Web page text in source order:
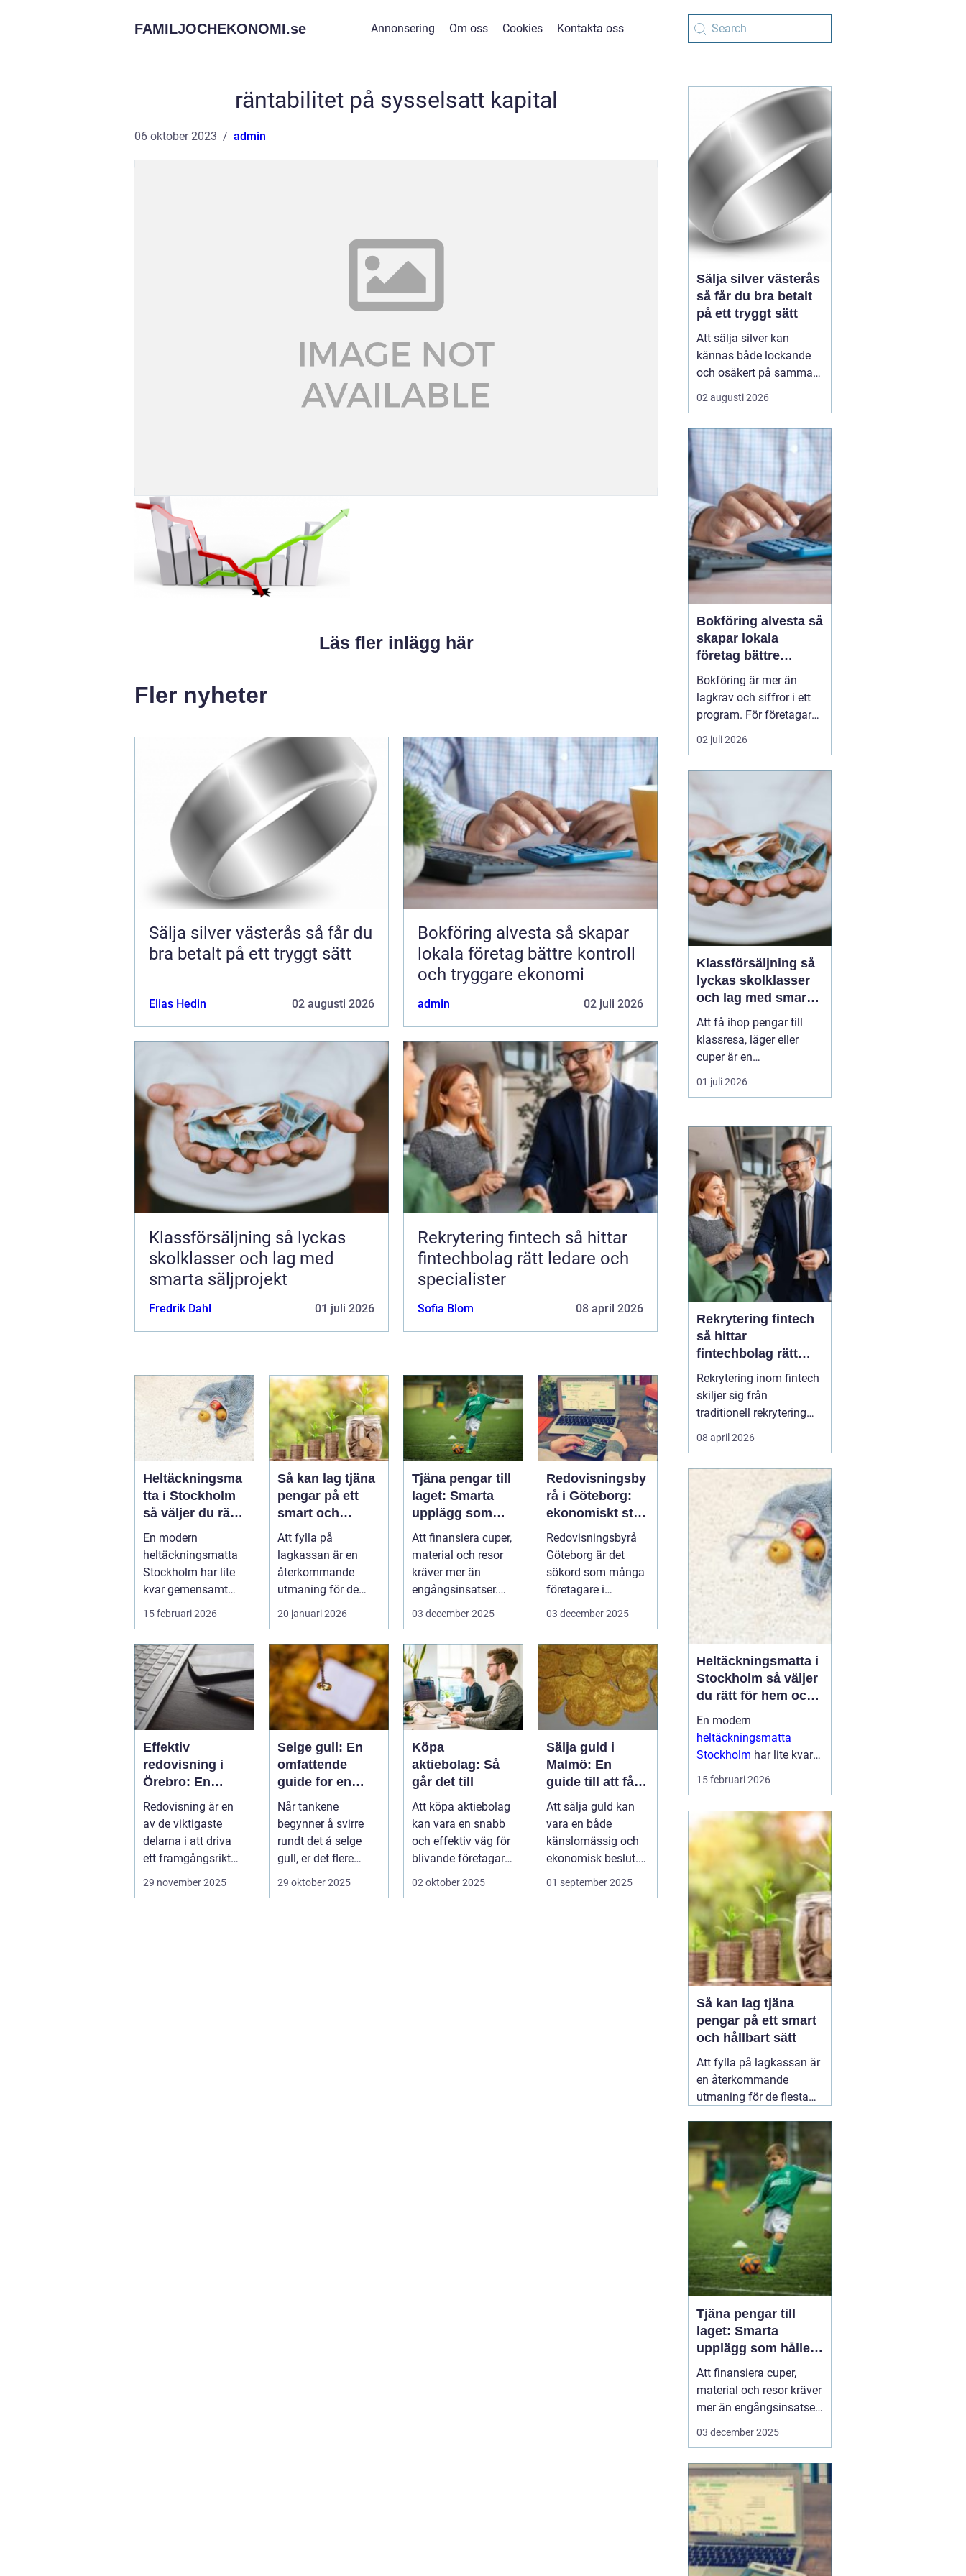
FAMILJOCHEKONOMI.se Annonsering Om oss Cookies Kontakta oss
räntabilitet på sysselsatt kapital
06 oktober 2023 admin
Läs fler inlägg här
Fler nyheter
Sälja silver västerås så får du
bra betalt på ett tryggt sätt
Elias Hedin 02 augusti 2026
Bokföring alvesta så skapar
lokala företag bättre kontroll
och tryggare ekonomi
admin 02 juli 2026
Klassförsäljning så lyckas
skolklasser och lag med
smarta säljprojekt
Fredrik Dahl 01 juli 2026
Rekrytering fintech så hittar
fintechbolag rätt ledare och
specialister
Sofia Blom 08 april 2026
Heltäckningsma
tta i Stockholm
så väljer du rätt
för hem och
kontor
En modern
heltäckningsmatta
Stockholm har lite
kvar gemensamt
med de platta, trista
15 februari 2026
Så kan lag tjäna
pengar på ett
smart och
hållbart sätt
Att fylla på
lagkassan är en
återkommande
utmaning för de
flesta idrottslag.
Nya matchställ,
cuper, ...
20 januari 2026
Tjäna pengar till
laget: Smarta
upplägg som
håller i längden
Att finansiera cuper,
material och resor
kräver mer än
engångsinsatser.
Många ...
03 december 2025
Redovisningsby
rå i Göteborg:
ekonomiskt stöd
för ditt företag
Redovisningsbyrå
Göteborg är det
sökord som många
företagare i
G&oum...
03 december 2025
Effektiv
redovisning i
Örebro: En
nyckel till
framgång
Redovisning är en
av de viktigaste
delarna i att driva
ett framgångsrikt
företag. I ...
29 november 2025
Selge gull: En
omfattende
guide for en
lønnsom
transaksjon
Når tankene
begynner å svirre
rundt det å selge
gull, er det flere
aspekter som b&...
29 oktober 2025
Köpa
aktiebolag: Så
går det till
Att köpa aktiebolag
kan vara en snabb
och effektiv väg för
blivande företagare
02 oktober 2025
Sälja guld i
Malmö: En
guide till att få
bästa värde för
ditt guld
Att sälja guld kan
vara en både
känslomässig och
ekonomisk beslut.
01 september 2025
Sälja silver västerås
så får du bra betalt
på ett tryggt sätt
Att sälja silver kan
kännas både lockande
och osäkert på samma
gång. Många sitter på
silversmycken, bestick
liggande i ett skåp år
efter år. Frågan dyker
ofta upp: är det värt
något, och hur går en
försäljning faktiskt till?
...
02 augusti 2026
Bokföring alvesta så
skapar lokala
företag bättre
kontroll och
tryggare ekonomi
Bokföring är mer än
lagkrav och siffror i ett
program. För företagare i
Alvesta handlar det om
vardaglig trygghet, bättre
korrekta, uppdaterade
och begripliga blir det
enklare att växa, ...
02 juli 2026
Klassförsäljning så
lyckas skolklasser
och lag med smarta
säljprojekt
Att få ihop pengar till
klassresa, läger eller
cuper är en
återkommande
utmaning för många
Samtidigt kan en
genomtänkt
Klassförsäljningbli
mycket mer än bara ett
sätt att fylla kassan.
De...
01 juli 2026
Rekrytering fintech
så hittar
fintechbolag rätt
ledare och
specialister
Rekrytering inom fintech
skiljer sig från
traditionell rekrytering
inom bank, finans eller
renodlad tech.
miljö där teknik, affär
och reglering möts och
ofta krockar.
Tillväxttakten är hög,
regelverken skärps och
konkurrens...
08 april 2026
Heltäckningsmatta i
Stockholm så väljer
du rätt för hem och
kontor
En modern
heltäckningsmatta
Stockholm har lite kvar
gemensamt med de
och 80-talet. I da...
15 februari 2026
Så kan lag tjäna
pengar på ett smart
och hållbart sätt
Att fylla på lagkassan är
en återkommande
utmaning för de flesta
träningsläger, material,
domarkostnader och
resor äter snabbt upp
pengarna. Många söker
därför enkla och tydliga
20 januari 2026
Tjäna pengar till
laget: Smarta
upplägg som håller i
längden
Att finansiera cuper,
material och resor kräver
mer än engångsinsatser.
Många lag väljer idag
och lojala kunder. Fokus
ligger på vardagsvaror,
tydlig pl...
03 december 2025